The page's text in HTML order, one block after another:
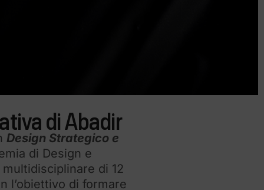
di Abadir
Design Strategico e
di Design e
di 12
l’obiettivo di formare